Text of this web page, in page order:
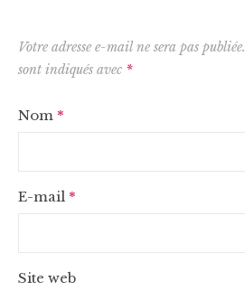
Votre adresse e-mail ne sera pas publiée.
sont indiqués avec *
Nom *
E-mail *
Site web